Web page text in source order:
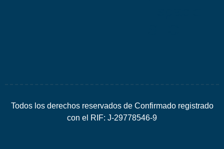
Todos los derechos reservados de Confirmado registrado
con el RIF: J-29778546-9